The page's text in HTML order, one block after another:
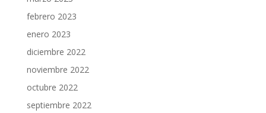
febrero 2023
enero 2023
diciembre 2022
noviembre 2022
octubre 2022
septiembre 2022